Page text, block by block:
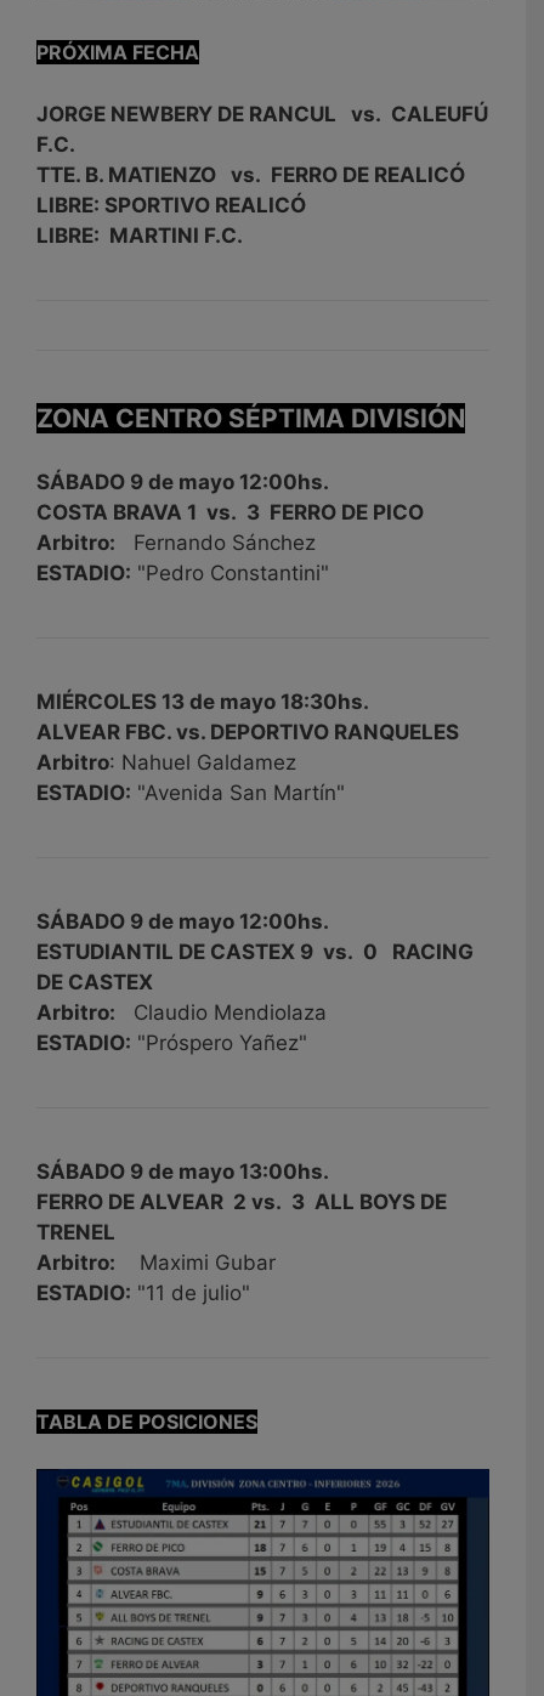
PRÓXIMA FECHA
JORGE NEWBERY DE RANCUL vs. CALEUFÚ
F.C.
TTE. B. MATIENZO vs. FERRO DE REALICÓ
LIBRE: SPORTIVO REALICÓ
LIBRE: MARTINI F.C.
ZONA CENTRO SÉPTIMA DIVISIÓN
SÁBADO 9 de mayo 12:00hs.
COSTA BRAVA 1 vs. 3 FERRO DE PICO
Arbitro: Fernando Sánchez
ESTADIO: "Pedro Constantini"
MIÉRCOLES 13 de mayo 18:30hs.
ALVEAR FBC. vs. DEPORTIVO RANQUELES
Arbitro: Nahuel Galdamez
ESTADIO: "Avenida San Martín"
SÁBADO 9 de mayo 12:00hs.
ESTUDIANTIL DE CASTEX 9 vs. 0 RACING
DE CASTEX
Arbitro: Claudio Mendiolaza
ESTADIO: "Próspero Yañez"
SÁBADO 9 de mayo 13:00hs.
FERRO DE ALVEAR 2 vs. 3 ALL BOYS DE
TRENEL
Arbitro: Maximi Gubar
ESTADIO: "11 de julio"
TABLA DE POSICIONES